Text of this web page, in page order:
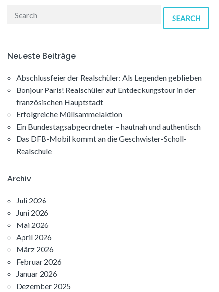
SEARCH
Neueste Beiträge
Abschlussfeier der Realschüler: Als Legenden geblieben
Bonjour Paris! Realschüler auf Entdeckungstour in der
französischen Hauptstadt
Erfolgreiche Müllsammelaktion
Ein Bundestagsabgeordneter – hautnah und authentisch
Das DFB-Mobil kommt an die Geschwister-Scholl-
Realschule
Archiv
Juli 2026
Juni 2026
Mai 2026
April 2026
März 2026
Februar 2026
Januar 2026
Dezember 2025